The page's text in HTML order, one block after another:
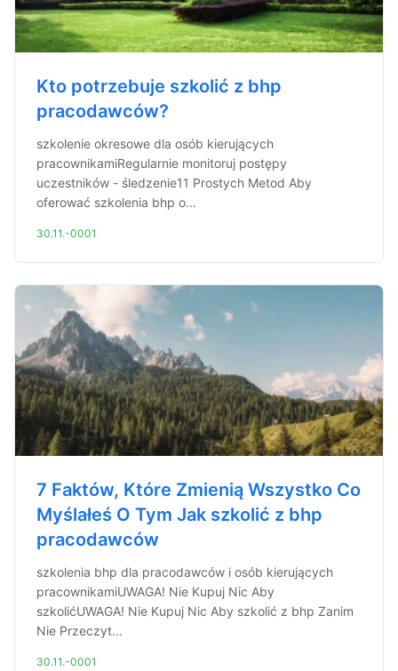
Kto potrzebuje szkolić z bhp
pracodawców?
szkolenie okresowe dla osób kierujących
pracownikamiRegularnie monitoruj postępy
uczestników - śledzenie11 Prostych Metod Aby
oferować szkolenia bhp o...
30.11.-0001
7 Faktów, Które Zmienią Wszystko Co
Myślałeś O Tym Jak szkolić z bhp
pracodawców
szkolenia bhp dla pracodawców i osób kierujących
pracownikamiUWAGA! Nie Kupuj Nic Aby
szkolićUWAGA! Nie Kupuj Nic Aby szkolić z bhp Zanim
Nie Przeczyt...
30.11.-0001